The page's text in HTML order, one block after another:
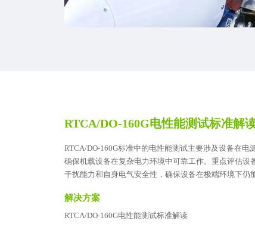
RTCA/DO-160G电性能测试标准解
RTCA/DO-160G标准中的电性能测试主要涉及设备在电
确保机载设备在复杂电力环境中可靠工作。重点评估设
干扰能力和自身电气安全性，确保设备在极端环境下仍
解决方案
RTCA/DO-160G电性能测试标准解读